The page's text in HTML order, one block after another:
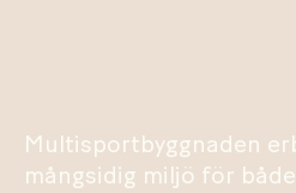
Multisportbyggnaden
mångsidig miljö för